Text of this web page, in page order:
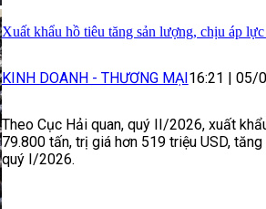
Xuất khẩu hồ tiêu tăng sản lượng, chịu áp
KINH DOANH - THƯƠNG MẠI16:21 | 05/
Theo Cục Hải quan, quý II/2026, xuất
79.800 tấn, trị giá hơn 519 triệu USD,
quý I/2026.